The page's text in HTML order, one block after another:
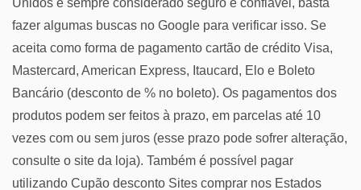
Unidos é sempre considerado seguro e confiável, basta
fazer algumas buscas no Google para verificar isso. Se
aceita como forma de pagamento cartão de crédito Visa,
Mastercard, American Express, Itaucard, Elo e Boleto
Bancário (desconto de % no boleto). Os pagamentos dos
produtos podem ser feitos à prazo, em parcelas até 10
vezes com ou sem juros (esse prazo pode sofrer alteração,
consulte o site da loja). Também é possível pagar
utilizando Cupão desconto Sites comprar nos Estados